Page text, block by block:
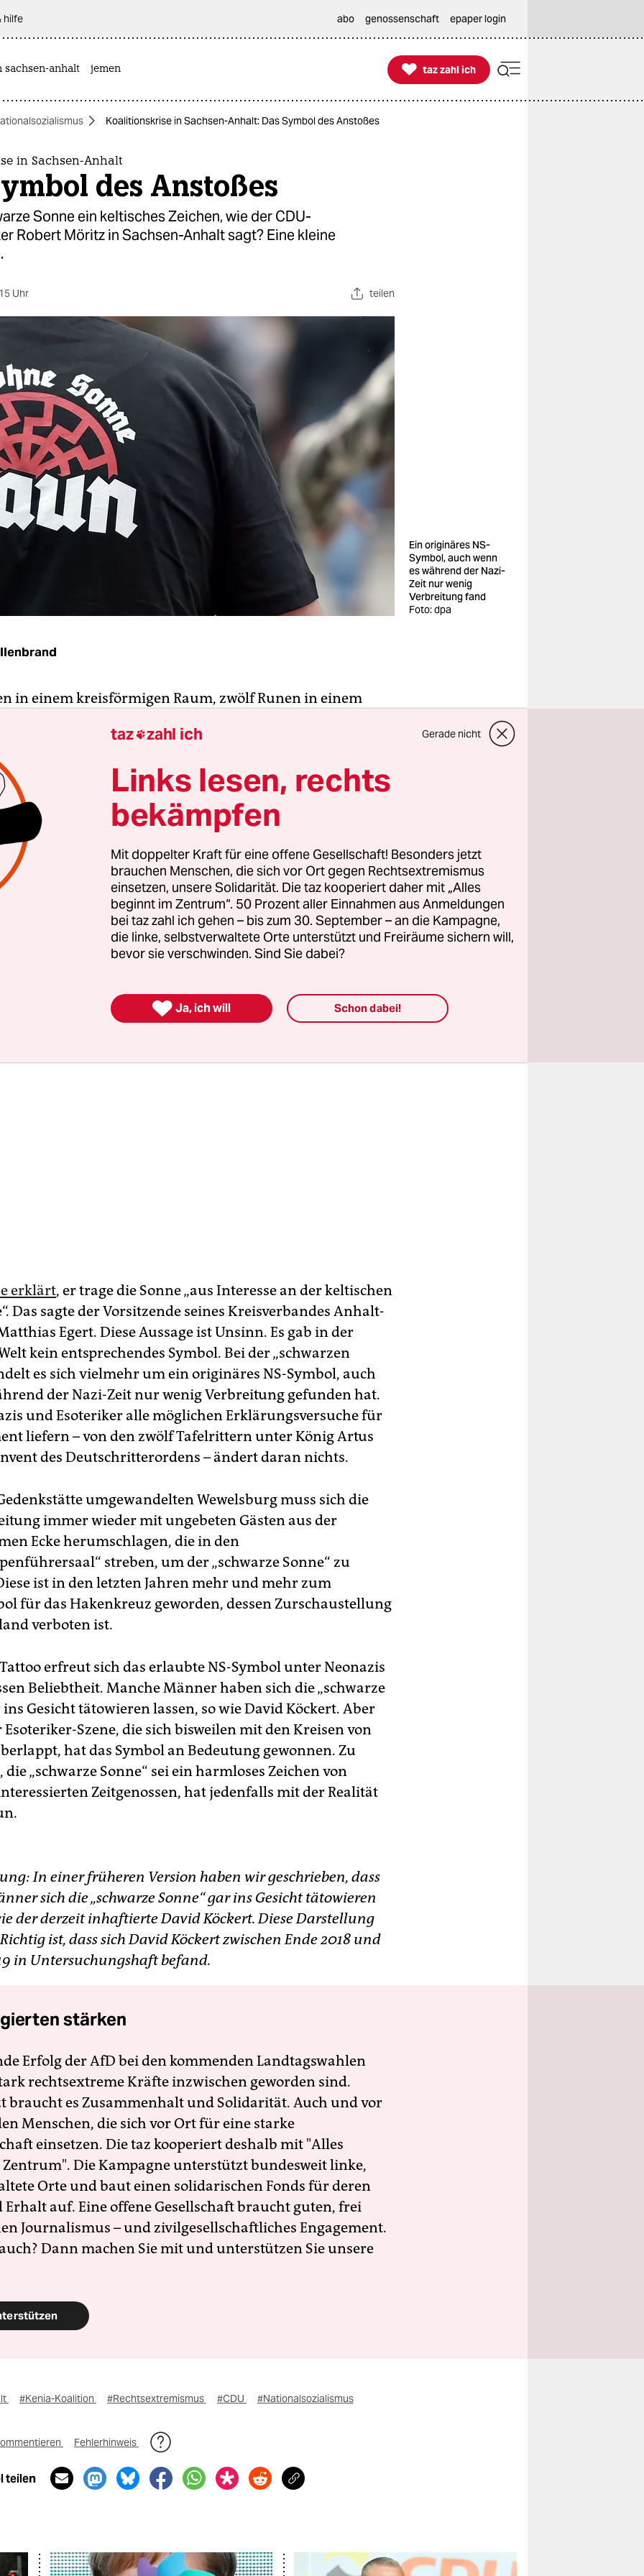
hilfe abo genossenschaft epaper login
sachsen-anhalt jemen 
taz zahl ich
taz zahl ich
Koalitionskrise in Sachsen-Anhalt: Das Symbol des Anstoßes
in Sachsen-Anhalt
des Anstoßes
Sonne ein keltisches Zeichen, wie der CDU-
Robert Möritz in Sachsen-Anhalt sagt? Eine kleine
Uhr teilen
Ein originäres NS-
Symbol, auch wenn
es während der Nazi-
Zeit nur wenig
Verbreitung fand
Foto: dpa
in einem kreisförmigen Raum, zwölf Runen in einem
gelegte Hakenkreuze deuten. Dafür spricht auch der Ort
Installation: Es ist die Wewelsburg bei Paderborn,
einmal ein Renaissance-Schloss, von SS-Führer Heinrich
zum Versammlungsort seiner Mördertruppe erkoren.
Wewewlsburg trägt nicht zufällig die Bezeichnung
sich das „schwarze Sonne“ genannte Hakenkreuz-
nur ortsfest in Himmlers nie fertig gestellter
Das Zeichen ist zum Symbol von Neonazis und esoterisch
Rechtsradikaler geworden. Der sachsen-anhaltische
erklärt, er trage die Sonne „aus Interesse an der keltischen
Das sagte der Vorsitzende seines Kreisverbandes Anhalt-
Egert. Diese Aussage ist Unsinn. Es gab in der
kein entsprechendes Symbol. Bei der „schwarzen
es sich vielmehr um ein originäres NS-Symbol, auch
der Nazi-Zeit nur wenig Verbreitung gefunden hat.
und Esoteriker alle möglichen Erklärungsversuche für
liefern – von den zwölf Tafelrittern unter König Artus
des Deutschritterordens – ändert daran nichts.
umgewandelten Wewelsburg muss sich die
immer wieder mit ungebeten Gästen aus der
Ecke herumschlagen, die in den
streben, um der „schwarze Sonne“ zu
ist in den letzten Jahren mehr und mehr zum
für das Hakenkreuz geworden, dessen Zurschaustellung
verboten ist.
erfreut sich das erlaubte NS-Symbol unter Neonazis
Beliebtheit. Manche Männer haben sich die „schwarze
ins Gesicht tätowieren lassen, so wie David Köckert. Aber
Szene, die sich bisweilen mit den Kreisen von
hat das Symbol an Bedeutung gewonnen. Zu
„schwarze Sonne“ sei ein harmloses Zeichen von
Zeitgenossen, hat jedenfalls mit der Realität
In einer früheren Version haben wir geschrieben, dass
sich die „schwarze Sonne“ gar ins Gesicht tätowieren
der derzeit inhaftierte David Köckert. Diese Darstellung
ist, dass sich David Köckert zwischen Ende 2018 und
in Untersuchungshaft befand.
stärken
Erfolg der AfD bei den kommenden Landtagswahlen
rechtsextreme Kräfte inzwischen geworden sind.
braucht es Zusammenhalt und Solidarität. Auch und vor
Menschen, die sich vor Ort für eine starke
einsetzen. Die taz kooperiert deshalb mit "Alles
Die Kampagne unterstützt bundesweit linke,
Orte und baut einen solidarischen Fonds für deren
Erhalt auf. Eine offene Gesellschaft braucht guten, frei
Journalismus – und zivilgesellschaftliches Engagement.
Dann machen Sie mit und unterstützen Sie unsere
#Kenia-Koalition #Rechtsextremismus #CDU #Nationalsozialismus
Fehlerhinweis
teilen
taz zahl ich Gerade nicht
Links lesen, rechts
bekämpfen
Mit doppelter Kraft für eine offene Gesellschaft! Besonders jetzt
brauchen Menschen, die sich vor Ort gegen Rechtsextremismus
einsetzen, unsere Solidarität. Die taz kooperiert daher mit „Alles
beginnt im Zentrum“. 50 Prozent aller Einnahmen aus Anmeldungen
bei taz zahl ich gehen – bis zum 30. September – an die Kampagne,
die linke, selbstverwaltete Orte unterstützt und Freiräume sichern will,
bevor sie verschwinden. Sind Sie dabei?
 Ja, ich will Schon dabei!